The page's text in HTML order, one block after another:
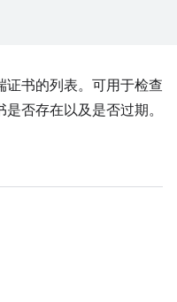
证书的列表。可用于检查
否存在以及是否过期。